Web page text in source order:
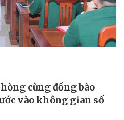
cùng đồng bào
vào không gian số